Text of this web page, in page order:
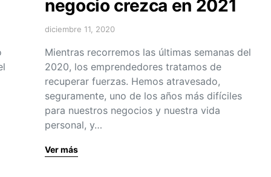
negocio crezca en 2021
diciembre 11, 2020
Mientras recorremos las últimas semanas del
2020, los emprendedores tratamos de
recuperar fuerzas. Hemos atravesado,
seguramente, uno de los años más difíciles
para nuestros negocios y nuestra vida
personal, y…
Ver más